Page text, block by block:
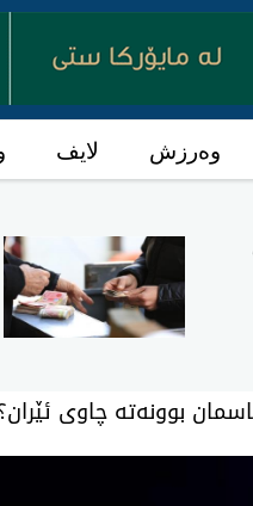
وەرزش لایف
بوونه‌ته‌ چاوی